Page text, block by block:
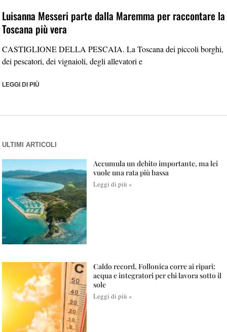
Luisanna Messeri parte dalla Maremma per raccontare la
Toscana più vera
CASTIGLIONE DELLA PESCAIA. La Toscana dei piccoli borghi,
dei pescatori, dei vignaioli, degli allevatori e
LEGGI DI PIÙ
ULTIMI ARTICOLI
Accumula un debito importante, ma lei
vuole una rata più bassa
Leggi di più »
Caldo record, Follonica corre ai ripari:
acqua e integratori per chi lavora sotto il
sole
Leggi di più »